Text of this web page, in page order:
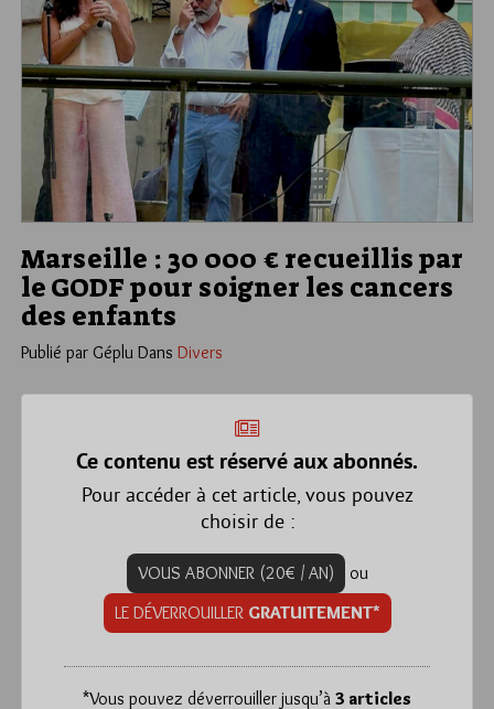
Marseille : 30 000 € recueillis par
le GODF pour soigner les cancers
des enfants
Publié par Géplu Dans Divers
Ce contenu est réservé aux abonnés.
Pour accéder à cet article, vous pouvez
choisir de :
VOUS ABONNER (20€ / AN)
ou
LE DÉVERROUILLER GRATUITEMENT*
*Vous pouvez déverrouiller jusqu’à 3 articles